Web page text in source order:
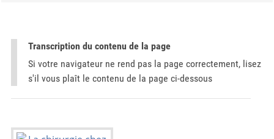
Transcription du contenu de la page
Si votre navigateur ne rend pas la page correctement, lisez
s'il vous plaît le contenu de la page ci-dessous